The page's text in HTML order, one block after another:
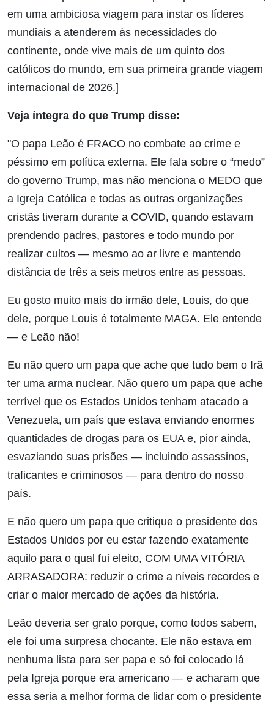
em uma ambiciosa viagem para instar os líderes
mundiais a atenderem às necessidades do
continente, onde vive mais de um quinto dos
católicos do mundo, em sua primeira grande viagem
internacional de 2026.]
Veja íntegra do que Trump disse:
"O papa Leão é FRACO no combate ao crime e
péssimo em política externa. Ele fala sobre o “medo”
do governo Trump, mas não menciona o MEDO que
a Igreja Católica e todas as outras organizações
cristãs tiveram durante a COVID, quando estavam
prendendo padres, pastores e todo mundo por
realizar cultos — mesmo ao ar livre e mantendo
distância de três a seis metros entre as pessoas.
Eu gosto muito mais do irmão dele, Louis, do que
dele, porque Louis é totalmente MAGA. Ele entende
— e Leão não!
Eu não quero um papa que ache que tudo bem o Irã
ter uma arma nuclear. Não quero um papa que ache
terrível que os Estados Unidos tenham atacado a
Venezuela, um país que estava enviando enormes
quantidades de drogas para os EUA e, pior ainda,
esvaziando suas prisões — incluindo assassinos,
traficantes e criminosos — para dentro do nosso
país.
E não quero um papa que critique o presidente dos
Estados Unidos por eu estar fazendo exatamente
aquilo para o qual fui eleito, COM UMA VITÓRIA
ARRASADORA: reduzir o crime a níveis recordes e
criar o maior mercado de ações da história.
Leão deveria ser grato porque, como todos sabem,
ele foi uma surpresa chocante. Ele não estava em
nenhuma lista para ser papa e só foi colocado lá
pela Igreja porque era americano — e acharam que
essa seria a melhor forma de lidar com o presidente